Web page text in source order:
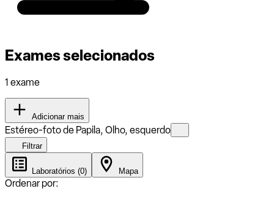
Exames selecionados
1 exame
Adicionar mais
Estéreo-foto de Papila, Olho, esquerdo
Filtrar
Laboratórios (0) Mapa
Ordenar por: